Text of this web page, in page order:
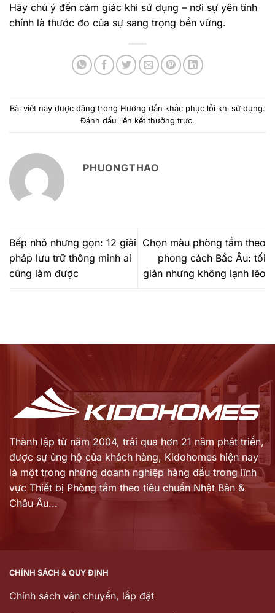
Hãy chú ý đến cảm giác khi sử dụng – nơi sự yên tĩnh
chính là thước đo của sự sang trọng bền vững.
Bài viết này được đăng trong Hướng dẫn khắc phục lỗi khi sử dụng.
Đánh dấu liên kết thường trực.
PHUONGTHAO
Bếp nhỏ nhưng gọn: 12 giải
pháp lưu trữ thông minh ai
cũng làm được
Chọn màu phòng tắm theo
phong cách Bắc Âu: tối
giản nhưng không lạnh lẽo
Thành lập từ năm 2004, trải qua hơn 21 năm phát triển,
được sự ủng hộ của khách hàng, Kidohomes hiện nay
là một trong những doanh nghiệp hàng đầu trong lĩnh
vực Thiết bị Phòng tắm theo tiêu chuẩn Nhật Bản &
Châu Âu...
CHÍNH SÁCH & QUY ĐỊNH
Chính sách vận chuyển, lắp đặt